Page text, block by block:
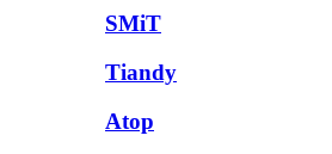
SMiT
Tiandy
Atop